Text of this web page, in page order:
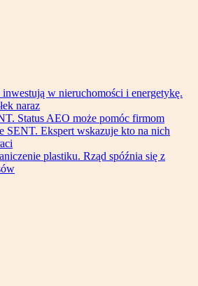
w nieruchomości i energetykę.
naraz
Status AEO może pomóc firmom
SENT. Ekspert wskazuje kto na nich
plastiku. Rząd spóźnia się z